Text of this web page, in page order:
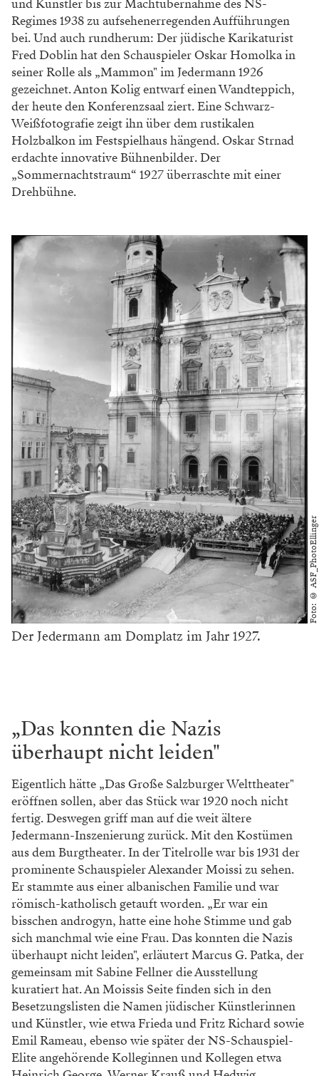
und Künstler bis zur Machtübernahme des NS-
Regimes 1938 zu aufsehenerregenden Aufführungen
bei. Und auch rundherum: Der jüdische Karikaturist
Fred Doblin hat den Schauspieler Oskar Homolka in
seiner Rolle als „Mammon" im Jedermann 1926
gezeichnet. Anton Kolig entwarf einen Wandteppich,
der heute den Konferenzsaal ziert. Eine Schwarz-
Weißfotografie zeigt ihn über dem rustikalen
Holzbalkon im Festspielhaus hängend. Oskar Strnad
erdachte innovative Bühnenbilder. Der
„Sommernachtstraum“ 1927 überraschte mit einer
Drehbühne.
Foto: © ASF_PhotoEllinger
Der Jedermann am Domplatz im Jahr 1927.
„Das konnten die Nazis
überhaupt nicht leiden"
Eigentlich hätte „Das Große Salzburger Welttheater"
eröffnen sollen, aber das Stück war 1920 noch nicht
fertig. Deswegen griff man auf die weit ältere
Jedermann-Inszenierung zurück. Mit den Kostümen
aus dem Burgtheater. In der Titelrolle war bis 1931 der
prominente Schauspieler Alexander Moissi zu sehen.
Er stammte aus einer albanischen Familie und war
römisch-katholisch getauft worden. „Er war ein
bisschen androgyn, hatte eine hohe Stimme und gab
sich manchmal wie eine Frau. Das konnten die Nazis
überhaupt nicht leiden", erläutert Marcus G. Patka, der
gemeinsam mit Sabine Fellner die Ausstellung
kuratiert hat. An Moissis Seite finden sich in den
Besetzungslisten die Namen jüdischer Künstlerinnen
und Künstler, wie etwa Frieda und Fritz Richard sowie
Emil Rameau, ebenso wie später der NS-Schauspiel-
Elite angehörende Kolleginnen und Kollegen etwa